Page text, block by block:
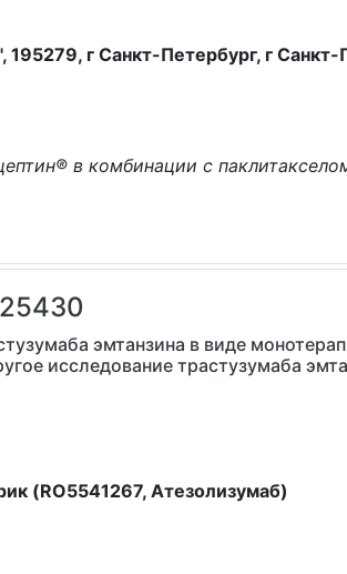
г Санкт-Петербург, г
в комбинации с
эмтанзина в виде
исследование трастузумаба
(RO5541267, Атезолизумаб)